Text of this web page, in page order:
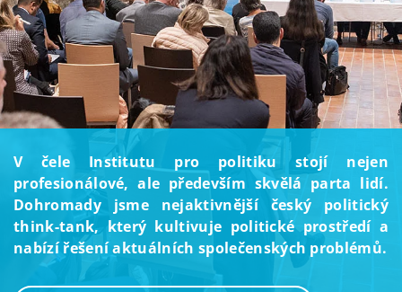
V čele Institutu pro politiku stojí nejen
profesionálové, ale především skvělá parta lidí.
Dohromady jsme nejaktivnější český politický
think-tank, který kultivuje politické prostředí a
nabízí řešení aktuálních společenských problémů.